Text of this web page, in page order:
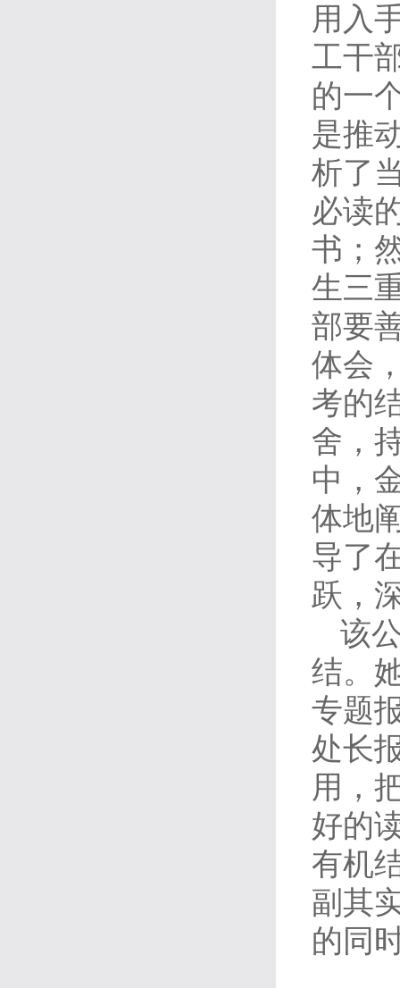
用入
工干
的一
是推
析了
必读
书；
生三
部要
体会
考的
舍，
中，
体地
导了
跃，
该
结。
专题
处长
用，
好的
有机
副其
的同